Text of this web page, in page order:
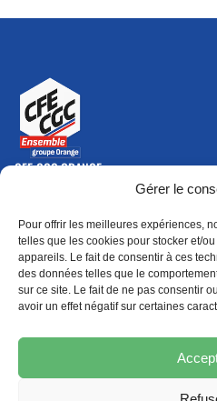
Gérer le
Pour offrir les meilleures expériences,
telles que les cookies pour stocker et/
appareils. Le fait de consentir à ces
des données telles que le
sur ce site. Le fait de ne pas consentir
avoir un effet négatif sur certaines
CFE-CGC ORANGE
10-12 rue Saint Amand, 75015
Nous contacter
01 46 79 28 74
S'ABONNER(NOUVELLE FENÊTRE)
ADHÉRER
Épargne
(nouvelle fenêtre)